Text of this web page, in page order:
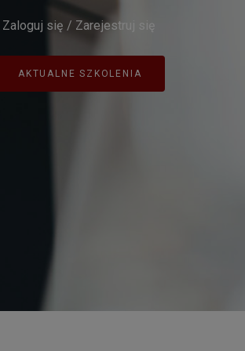
Zaloguj się / Zarejestruj się
AKTUALNE SZKOLENIA